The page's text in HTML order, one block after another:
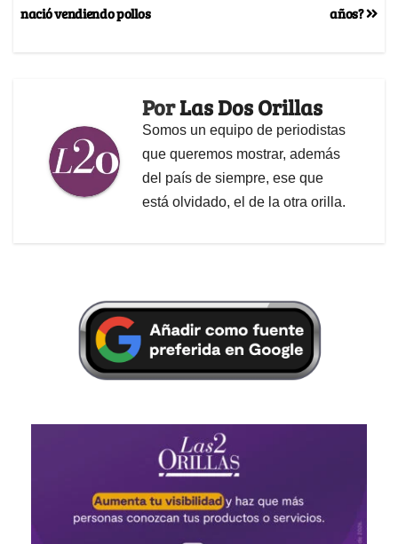
años?
nació vendiendo pollos
PorLas Dos Orillas
Somos un equipo de periodistas
que queremos mostrar, además
del país de siempre, ese que
está olvidado, el de la otra orilla.